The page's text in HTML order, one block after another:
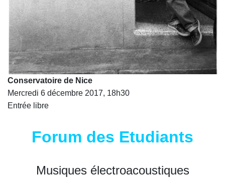
Conservatoire de Nice
Mercredi 6 décembre 2017, 18h30
Entrée libre
Forum des Etudiants
Musiques électroacoustiques